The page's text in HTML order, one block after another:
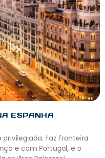
ESPANHA
Faz fronteira
e com Portugal, e o